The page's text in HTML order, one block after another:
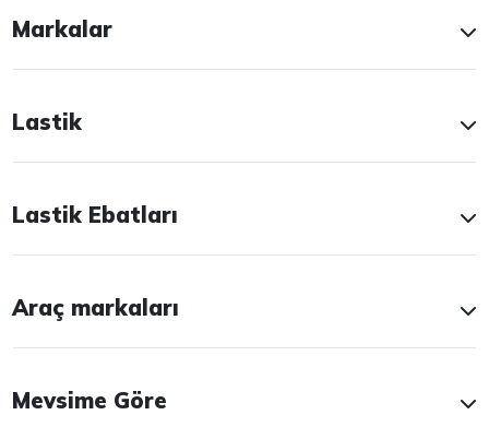
Markalar
Lastik
Lastik Ebatları
Araç markaları
Mevsime Göre